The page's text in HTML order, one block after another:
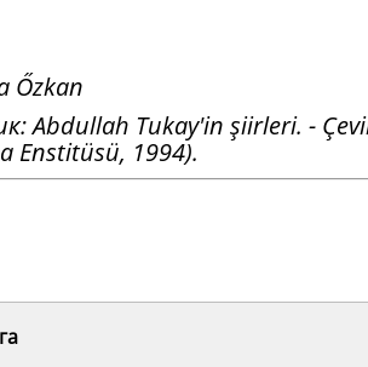
Őzkan
Abdullah Tukay'in şiirleri. -
Enstitüsü, 1994).